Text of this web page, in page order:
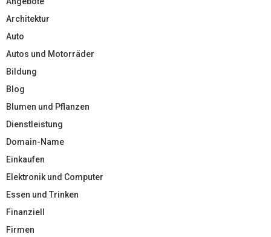
Architektur
Auto
Autos und Motorräder
Bildung
Blog
Blumen und Pflanzen
Dienstleistung
Domain-Name
Einkaufen
Elektronik und Computer
Essen und Trinken
Finanziell
Firmen